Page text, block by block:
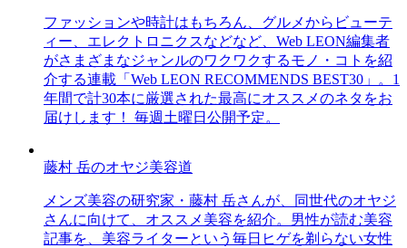
ファッションや時計はもちろん、グルメからビューテ
ィー、エレクトロニクスなどなど、Web LEON編集者
がさまざまなジャンルのワクワクするモノ・コトを紹
介する連載「Web LEON RECOMMENDS BEST30」。1
年間で計30本に厳選された最高にオススメのネタをお
届けします！ 毎週土曜日公開予定。
藤村 岳のオヤジ美容道
メンズ美容の研究家・藤村 岳さんが、同世代のオヤジ
さんに向けて、オススメ美容を紹介。男性が読む美容
記事を、美容ライターという毎日ヒゲを剃らない女性